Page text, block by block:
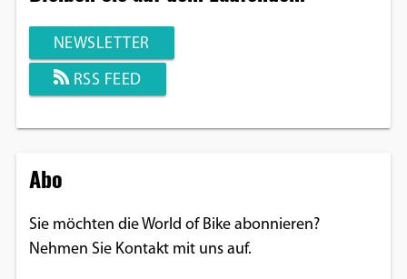
NEWSLETTER
RSS FEED
Abo
Sie möchten die World of Bike abonnieren?
Nehmen Sie Kontakt mit uns auf.